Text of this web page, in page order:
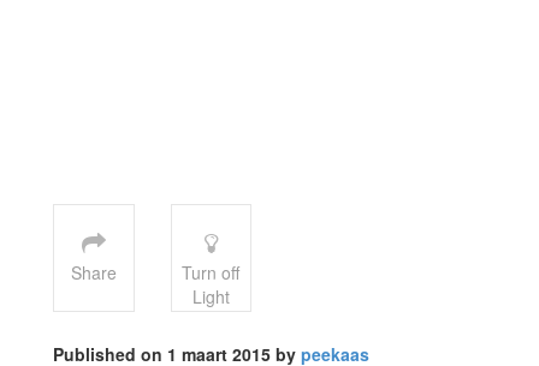
Share
Turn off
Light
Published on 1 maart 2015 by peekaas